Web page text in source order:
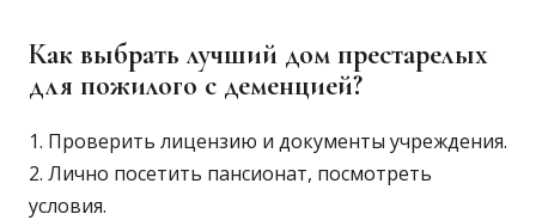
Как выбрать лучший дом престарелых
для пожилого с деменцией?
Проверить лицензию и документы учреждения.
Лично посетить пансионат, посмотреть
условия.